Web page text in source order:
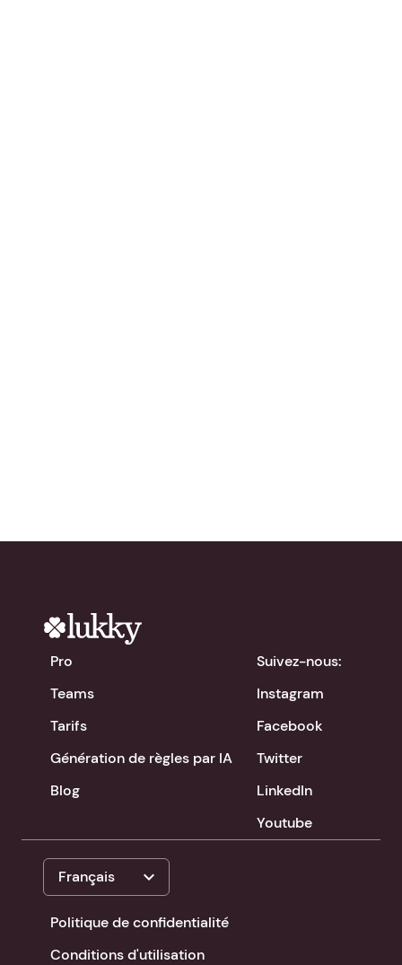
Pro
Teams
Tarifs
Génération de règles par IA
Blog
Suivez-nous:
Instagram
Facebook
Twitter
LinkedIn
Youtube
Français expand_more
Politique de confidentialité
Conditions d'utilisation